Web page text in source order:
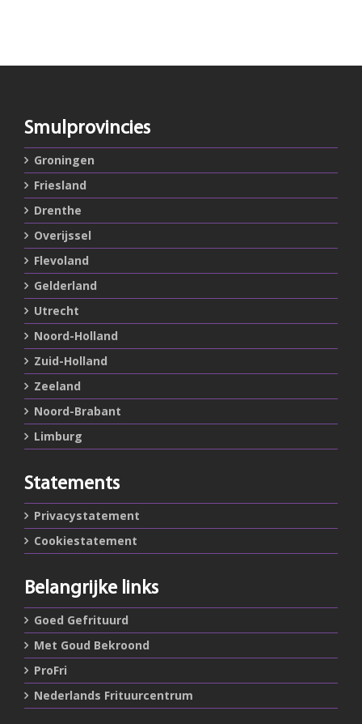
Smulprovincies
Groningen
Friesland
Drenthe
Overijssel
Flevoland
Gelderland
Utrecht
Noord-Holland
Zuid-Holland
Zeeland
Noord-Brabant
Limburg
Statements
Privacystatement
Cookiestatement
Belangrijke links
Goed Gefrituurd
Met Goud Bekroond
ProFri
Nederlands Frituurcentrum